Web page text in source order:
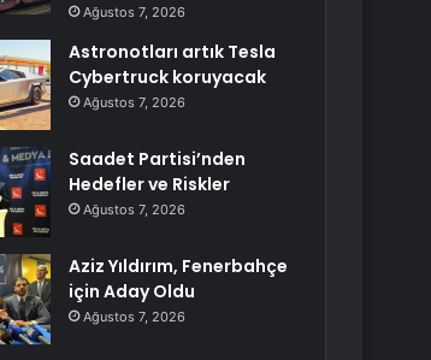
Ağustos 7, 2026
Astronotları artık Tesla
Cybertruck koruyacak
Ağustos 7, 2026
Saadet Partisi’nden
Hedefler ve Riskler
Ağustos 7, 2026
Aziz Yıldırım, Fenerbahçe
için Aday Oldu
Ağustos 7, 2026